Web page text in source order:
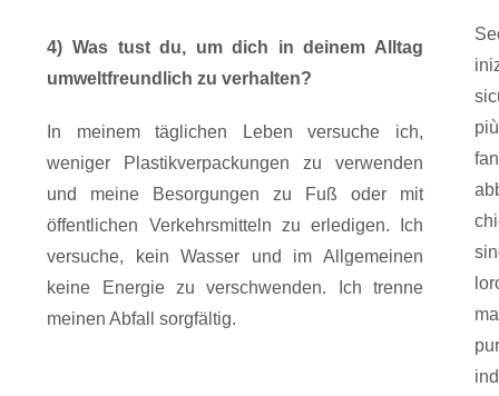
4) Was tust du, um dich in deinem Alltag
umweltfreundlich zu verhalten?
In meinem täglichen Leben versuche ich,
weniger Plastikverpackungen zu verwenden
und meine Besorgungen zu Fuß oder mit
öffentlichen Verkehrsmitteln zu erledigen. Ich
versuche, kein Wasser und im Allgemeinen
keine Energie zu verschwenden. Ich trenne
meinen Abfall sorgfältig.